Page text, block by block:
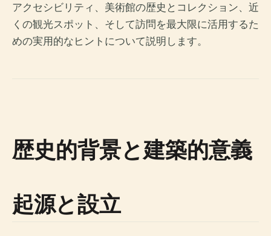
アクセシビリティ、美術館の歴史とコレクション、近
くの観光スポット、そして訪問を最大限に活用するた
めの実用的なヒントについて説明します。
歴史的背景と建築的意義
起源と設立